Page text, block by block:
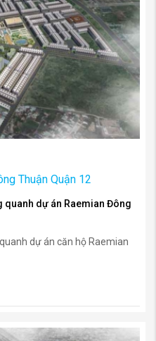
Thuận Quận 12
quanh dự án Raemian Đông
dự án căn hộ Raemian